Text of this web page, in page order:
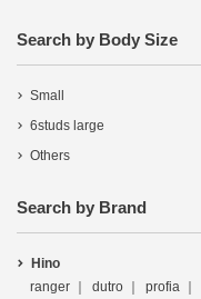
Search by Body Size
Small
6studs large
Others
Search by Brand
Hino
ranger
dutro profia